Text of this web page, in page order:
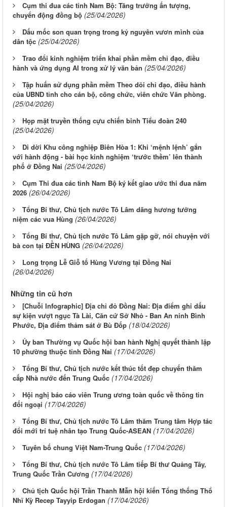
Cụm thi đua các tỉnh Nam Bộ: Tăng trưởng ấn tượng,
chuyển động đồng bộ (25/04/2026)
Dấu mốc son quan trọng trong kỷ nguyên vươn mình của
dân tộc (25/04/2026)
Trao đổi kinh nghiệm triển khai phần mềm chỉ đạo, điều
hành và ứng dụng AI trong xử lý văn bản (25/04/2026)
Tập huấn sử dụng phần mềm Theo dõi chỉ đạo, điều hành
của UBND tỉnh cho cán bộ, công chức, viên chức Văn phòng.
(25/04/2026)
Họp mặt truyền thống cựu chiến binh Tiểu đoàn 240
(25/04/2026)
Di dời Khu công nghiệp Biên Hòa 1: Khi ‘mệnh lệnh’ gắn
với hành động - bài học kinh nghiệm ‘trước thềm’ lên thành
phố ở Đồng Nai (25/04/2026)
Cụm Thi đua các tỉnh Nam Bộ ký kết giao ước thi đua năm
2026 (26/04/2026)
Tổng Bí thư, Chủ tịch nước Tô Lâm dâng hương tưởng
niệm các vua Hùng (26/04/2026)
Tổng Bí thư, Chủ tịch nước Tô Lâm gặp gỡ, nói chuyện với
bà con tại ĐỀN HÙNG (26/04/2026)
Long trọng Lễ Giỗ tổ Hùng Vương tại Đồng Nai
(26/04/2026)
Những tin cũ hơn
[Chuỗi Infographic] Địa chỉ đỏ Đồng Nai: Địa điểm ghi dấu
sự kiện vượt ngục Tà Lài, Căn cứ Sở Nhỏ - Ban An ninh Bình
Phước, Địa điểm thảm sát ở Bù Đốp (18/04/2026)
Ủy ban Thường vụ Quốc hội ban hành Nghị quyết thành lập
10 phường thuộc tỉnh Đồng Nai (17/04/2026)
Tổng Bí thư, Chủ tịch nước kết thúc tốt đẹp chuyến thăm
cấp Nhà nước đến Trung Quốc (17/04/2026)
Hội nghị báo cáo viên Trung ương toàn quốc về thông tin
đối ngoại (17/04/2026)
Tổng Bí thư, Chủ tịch nước Tô Lâm thăm Trung tâm Hợp tác
đổi mới trí tuệ nhân tạo Trung Quốc-ASEAN (17/04/2026)
Tuyên bố chung Việt Nam-Trung Quốc (17/04/2026)
Tổng Bí thư, Chủ tịch nước Tô Lâm tiếp Bí thư Quảng Tây,
Trung Quốc Trần Cương (17/04/2026)
Chủ tịch Quốc hội Trần Thanh Mẫn hội kiến Tổng thống Thổ
Nhĩ Kỳ Recep Tayyip Erdogan (17/04/2026)